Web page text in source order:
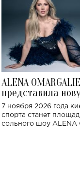
ALENA
представила
большого
спорта
7 ноября 2026 года
спорта станет
сольного шоу ALENA